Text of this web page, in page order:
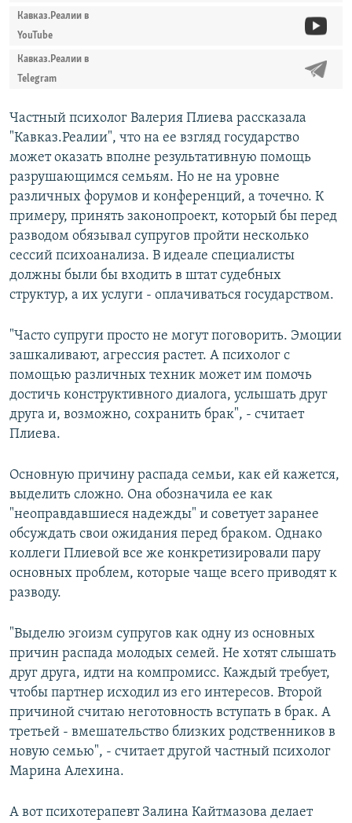
Кавказ.Реалии в
YouTube
Кавказ.Реалии в
Telegram
Частный психолог Валерия Плиева рассказала
"Кавказ.Реалии", что на ее взгляд государство
может оказать вполне результативную помощь
разрушающимся семьям. Но не на уровне
различных форумов и конференций, а точечно. К
примеру, принять законопроект, который бы перед
разводом обязывал супругов пройти несколько
сессий психоанализа. В идеале специалисты
должны были бы входить в штат судебных
структур, а их услуги - оплачиваться государством.
"Часто супруги просто не могут поговорить. Эмоции
зашкаливают, агрессия растет. А психолог с
помощью различных техник может им помочь
достичь конструктивного диалога, услышать друг
друга и, возможно, сохранить брак", - считает
Плиева.
Основную причину распада семьи, как ей кажется,
выделить сложно. Она обозначила ее как
"неоправдавшиеся надежды" и советует заранее
обсуждать свои ожидания перед браком. Однако
коллеги Плиевой все же конкретизировали пару
основных проблем, которые чаще всего приводят к
разводу.
"Выделю эгоизм супругов как одну из основных
причин распада молодых семей. Не хотят слышать
друг друга, идти на компромисс. Каждый требует,
чтобы партнер исходил из его интересов. Второй
причиной считаю неготовность вступать в брак. А
третьей - вмешательство близких родственников в
новую семью", - считает другой частный психолог
Марина Алехина.
А вот психотерапевт Залина Кайтмазова делает